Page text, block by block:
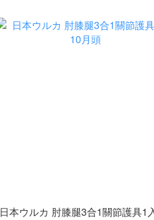
日本ウルカ 肘膝腿3合1關節護具1